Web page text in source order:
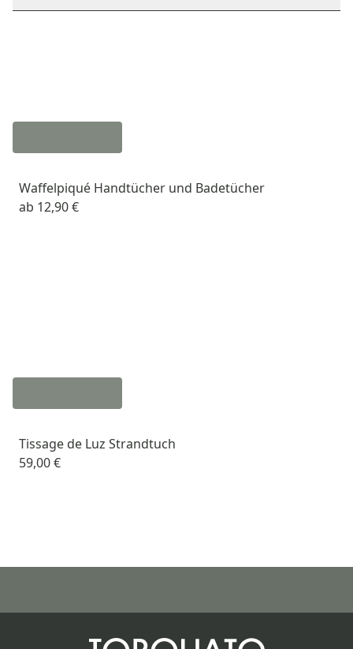
Waffelpiqué Handtücher und Badetücher
ab 12,90 €
Tissage de Luz Strandtuch
59,00 €